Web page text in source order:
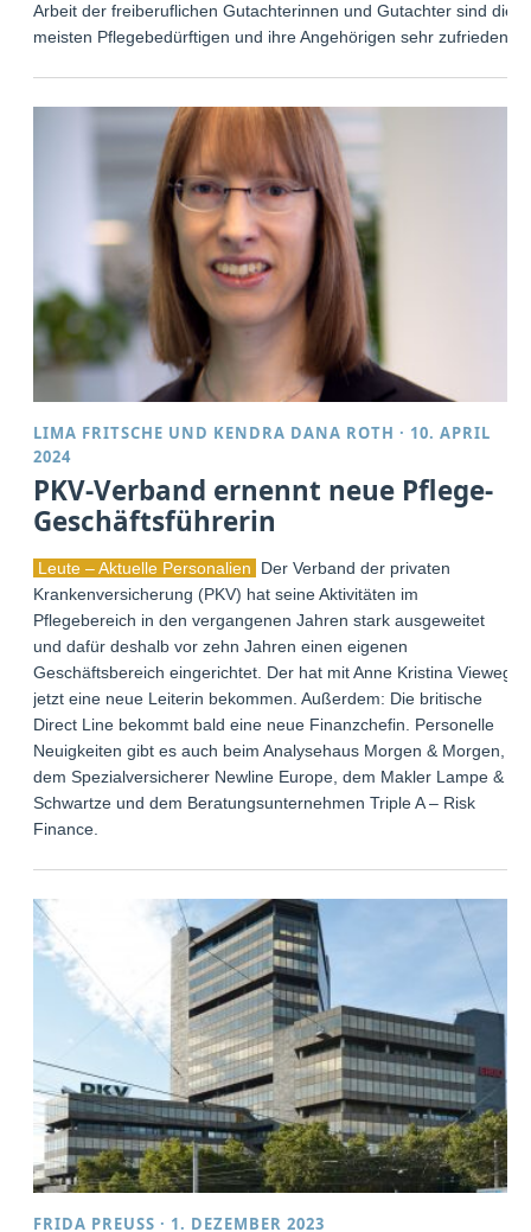
Arbeit der freiberuflichen Gutachterinnen und Gutachter sind die
meisten Pflegebedürftigen und ihre Angehörigen sehr zufrieden.
LIMA FRITSCHE UND KENDRA DANA ROTH · 10. APRIL
2024
PKV-Verband ernennt neue Pflege-
Geschäftsführerin
Leute – Aktuelle Personalien
Der Verband der privaten
Krankenversicherung (PKV) hat seine Aktivitäten im
Pflegebereich in den vergangenen Jahren stark ausgeweitet
und dafür deshalb vor zehn Jahren einen eigenen
Geschäftsbereich eingerichtet. Der hat mit Anne Kristina Vieweg
jetzt eine neue Leiterin bekommen. Außerdem: Die britische
Direct Line bekommt bald eine neue Finanzchefin. Personelle
Neuigkeiten gibt es auch beim Analysehaus Morgen & Morgen,
dem Spezialversicherer Newline Europe, dem Makler Lampe &
Schwartze und dem Beratungsunternehmen Triple A – Risk
Finance.
FRIDA PREUSS · 1. DEZEMBER 2023